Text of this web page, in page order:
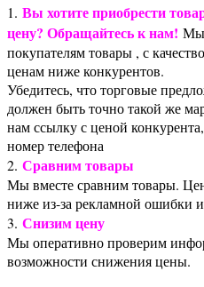
1. Вы хотите приобрести
цену? Обращайтесь к нам! Мы
покупателям товары , с
ценам ниже конкурентов.
Убедитесь, что торговые
должен быть точно такой же
нам ссылку с ценой
номер телефона
2. Сравним товары
Мы вместе сравним товары.
ниже из-за рекламной ошибки
3. Снизим цену
Мы оперативно проверим
возможности снижения цены.